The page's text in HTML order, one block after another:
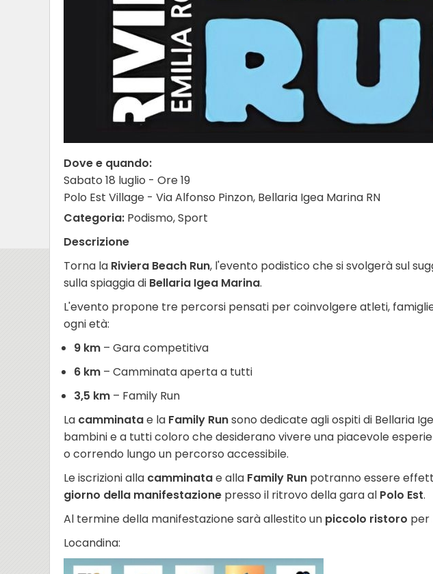
Dove e quando:
Sabato 18 luglio - Ore 19
Polo Est Village - Via Alfonso Pinzon, Bellaria Igea Marina RN
Categoria: Podismo, Sport
Descrizione
Torna la Riviera Beach Run, l'evento podistico che si svolgerà sul
sulla spiaggia di Bellaria Igea Marina.
L'evento propone tre percorsi pensati per coinvolgere atleti,
ogni età:
9 km – Gara competitiva
6 km – Camminata aperta a tutti
3,5 km – Family Run
La camminatae la Family Runsono dedicate agli ospiti di Bellaria
bambini e a tutti coloro che desiderano vivere una piacevole
o correndo lungo un percorso accessibile.
Le iscrizioni alla camminatae alla Family Run potranno essere
giorno della manifestazione presso il ritrovo della gara al Polo Est.
Al termine della manifestazione sarà allestito un piccolo ristoro per
Locandina: